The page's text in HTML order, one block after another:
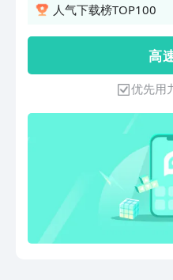
知危险的战
可能被人埋伏失
S9赛季“深
役模式解
伊尔似有惊
上线，进
具，更刺
号，精彩
上暗！“矿
放，8V8正
人气下载榜TOP100
高
优先用